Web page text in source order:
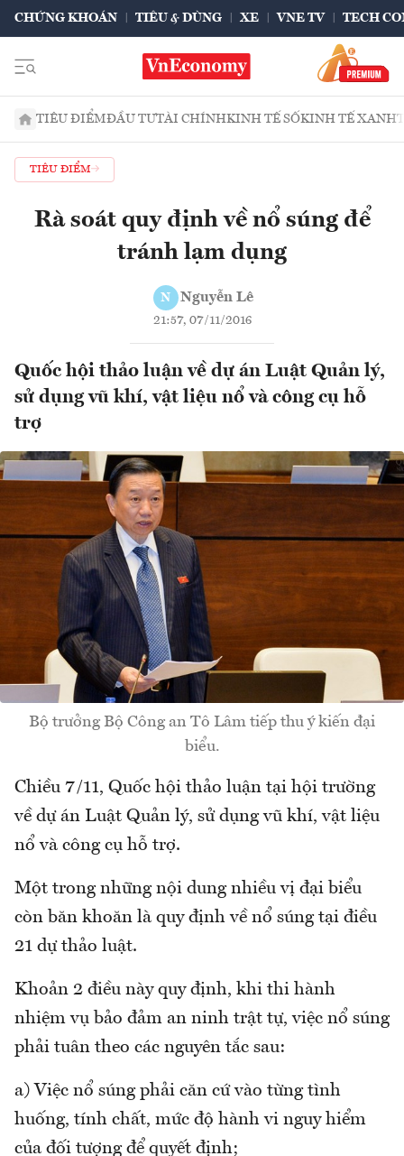
CHỨNG KHOÁN TIÊU & DÙNG XE VNE TV TECH
TIÊU ĐIỂMĐẦU TƯTÀI CHÍNHKINH TẾ SỐKINH TẾ XANH
TIÊU ĐIỂM
Rà soát quy định về nổ súng để
tránh lạm dụng
N Nguyễn Lê
21:57, 07/11/2016
Quốc hội thảo luận về dự án Luật Quản lý,
sử dụng vũ khí, vật liệu nổ và công cụ hỗ
trợ
Bộ trưởng Bộ Công an Tô Lâm tiếp thu ý kiến đại
biểu.
Chiều 7/11, Quốc hội thảo luận tại hội trường
về dự án Luật Quản lý, sử dụng vũ khí, vật liệu
nổ và công cụ hỗ trợ.
Một trong những nội dung nhiều vị đại biểu
còn băn khoăn là quy định về nổ súng tại điều
21 dự thảo luật.
Khoản 2 điều này quy định, khi thi hành
nhiệm vụ bảo đảm an ninh trật tự, việc nổ súng
phải tuân theo các nguyên tắc sau:
a) Việc nổ súng phải căn cứ vào từng tình
huống, tính chất, mức độ hành vi nguy hiểm
của đối tượng để quyết định;